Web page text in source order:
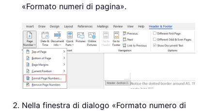
«Formato numeri di pagina».
Nella finestra di dialogo «Formato numero di